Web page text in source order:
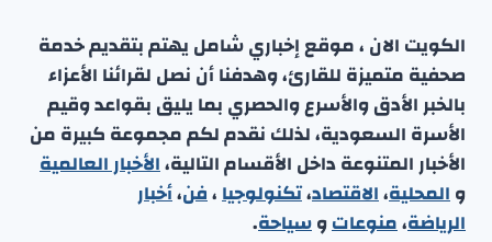
الكويت الان ، موقع إخباري شامل يهتم بتقديم خدمة
صحفية متميزة للقارئ، وهدفنا أن نصل لقرائنا الأعزاء
بالخبر الأدق والأسرع والحصري بما يليق بقواعد وقيم
الأسرة السعودية، لذلك نقدم لكم مجموعة كبيرة من
الأخبار المتنوعة داخل الأقسام التالية،الأخبار العالمية
والمحلية،الاقتصاد،تكنولوجيا،فن،أخبار
الرياضة،منوعاتوسياحة.